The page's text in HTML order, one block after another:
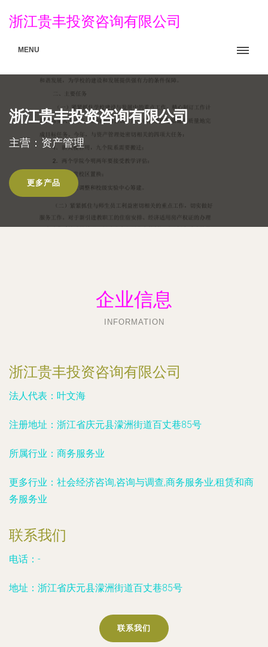
浙江贵丰投资咨询有限公司
MENU
浙江贵丰投资咨询有限公司
主营：资产管理
更多产品
企业信息
INFORMATION
浙江贵丰投资咨询有限公司
法人代表： 叶文海
注册地址： 浙江省庆元县濛洲街道百丈巷85号
所属行业： 商务服务业
更多行业： 社会经济咨询,咨询与调查,商务服务业,租赁和商
务服务业
联系我们
电话：-
地址：浙江省庆元县濛洲街道百丈巷85号
联系我们